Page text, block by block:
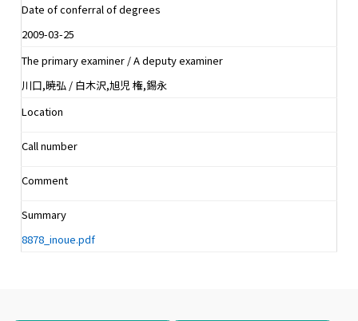
Date of conferral of degrees
2009-03-25
The primary examiner / A deputy examiner
川口,暁弘 / 白木沢,旭児 権,錫永
Location
Call number
Comment
Summary
8878_inoue.pdf